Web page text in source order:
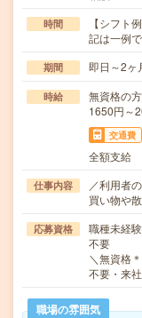
時間
【シフト
記は一例
期間 即日～2ヶ
時給
無資格の
1650円～
交通費
全額支給
仕事内容
／利用者
買い物や
応募資格
職種未経
不要
＼無資格
不要・来
職場の雰囲気